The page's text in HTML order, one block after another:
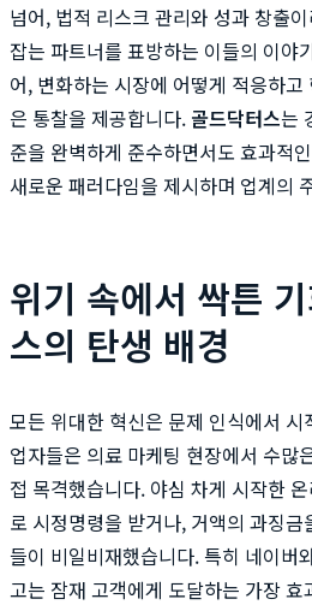
넘어, 법적 리스크 관리와 성과 창출
잡는 파트너를 표방하는 이들의 이야
어, 변화하는 시장에 어떻게 적응하
은 통찰을 제공합니다. 골드닥터스는
준을 완벽하게 준수하면서도 효과적인
새로운 패러다임을 제시하며 업계의
위기 속에서 싹튼
스의 탄생 배경
모든 위대한 혁신은 문제 인식에서
업자들은 의료 마케팅 현장에서 수많
접 목격했습니다. 야심 차게 시작한
로 시정명령을 받거나, 거액의 과징
들이 비일비재했습니다. 특히 네이버
고는 잠재 고객에게 도달하는 가장